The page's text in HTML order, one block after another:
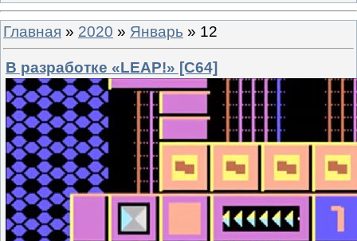
Главная » 2020 » Январь » 12
В разработке «LEAP!» [C64]